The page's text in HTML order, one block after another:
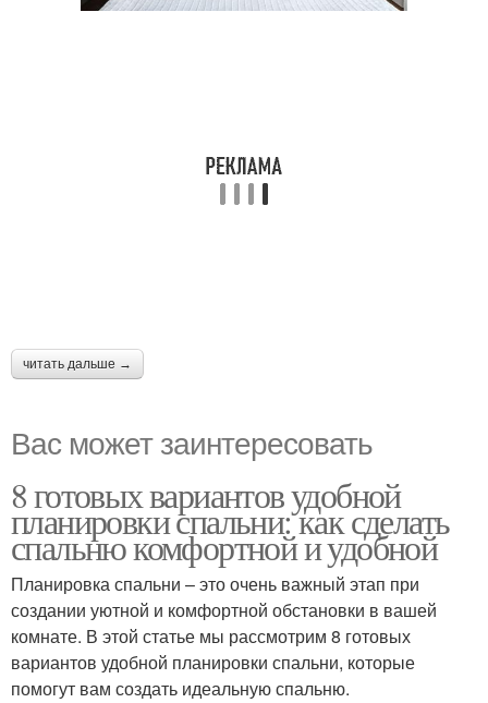
читать дальше →
Вас может заинтересовать
8 готовых вариантов удобной
планировки спальни: как сделать
спальню комфортной и удобной
Планировка спальни – это очень важный этап при
создании уютной и комфортной обстановки в вашей
комнате. В этой статье мы рассмотрим 8 готовых
вариантов удобной планировки спальни, которые
помогут вам создать идеальную спальню.